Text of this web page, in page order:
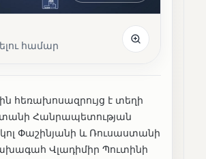
համար
հեռախոսազրույց է տեղի
Հանրապետության
Փաշինյանի և Ռուսաստանի
Վլադիմիր Պուտինի